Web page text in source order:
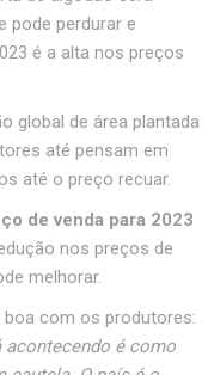
pode perdurar e
é a alta nos preços
global de área plantada
até pensam em
até o preço recuar.
de venda para 2023
nos preços de
melhorar.
com os produtores:
acontecendo é como